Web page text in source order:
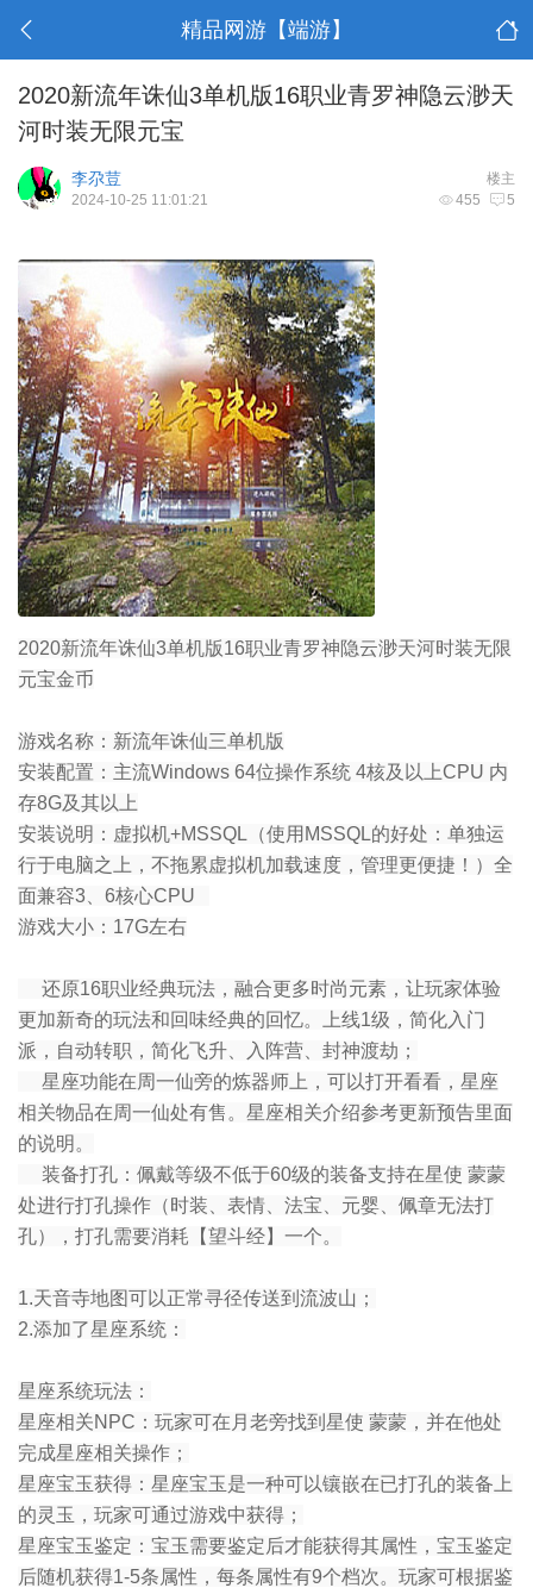
精品网游【端游】
2020新流年诛仙3单机版16职业青罗神隐云渺天
河时装无限元宝
楼主
李尕荳
455 5
2024-10-25 11:01:21
2020新流年诛仙3单机版16职业青罗神隐云渺天河时装无限
元宝金币
游戏名称：新流年诛仙三单机版
安装配置：主流Windows 64位操作系统 4核及以上CPU 内
存8G及其以上
安装说明：虚拟机+MSSQL（使用MSSQL的好处：单独运
行于电脑之上，不拖累虚拟机加载速度，管理更便捷！）全
面兼容3、6核心CPU
游戏大小：17G左右
还原16职业经典玩法，融合更多时尚元素，让玩家体验
更加新奇的玩法和回味经典的回忆。上线1级，简化入门
派，自动转职，简化飞升、入阵营、封神渡劫；
星座功能在周一仙旁的炼器师上，可以打开看看，星座
相关物品在周一仙处有售。星座相关介绍参考更新预告里面
的说明。
装备打孔：佩戴等级不低于60级的装备支持在星使 蒙蒙
处进行打孔操作（时装、表情、法宝、元婴、佩章无法打
孔），打孔需要消耗【望斗经】一个。
1.天音寺地图可以正常寻径传送到流波山；
2.添加了星座系统：
星座系统玩法：
星座相关NPC：玩家可在月老旁找到星使 蒙蒙，并在他处
完成星座相关操作；
星座宝玉获得：星座宝玉是一种可以镶嵌在已打孔的装备上
的灵玉，玩家可通过游戏中获得；
星座宝玉鉴定：宝玉需要鉴定后才能获得其属性，宝玉鉴定
后随机获得1-5条属性，每条属性有9个档次。玩家可根据鉴